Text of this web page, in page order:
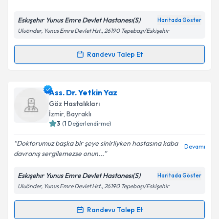
Kişisel verilerimin işlenmesine ilişkin
Metni'ni okudum ve kişisel verilerimin belirtilen
Takvim Talebini Gönder
Eskışehır Yunus Emre Devlet Hastanesı(S) Haritada Göster
Uluönder, Yunus Emre Devlet Hst., 26190 Tepebaşı/Eskişehir
Randevu Talep Et
Randevu Takvimi Talebi
Ass. Dr. Ender Gölemeziçin randevu takvimi talebi
oluşturun. Size bu uzmandan randevu almanız için bir
takvim hazırlandığında e-posta ile bilgilendireceğiz.
Kişisel verilerimin işlenmesine ilişkin
Aydınlatma
Metni'ni okudum ve kişisel verilerimin belirtilen
kapsamda işlenmesini kabul ediyorum.
Ass. Dr. Yetkin Yaz
Göz Hastalıkları
İzmir, Bayraklı
3 (1 Değerlendirme)
Doktorumuz başka bir şeye sinirliyken hastasına kaba
davranış sergilemezse onun...
Devamı
Eskışehır Yunus Emre Devlet Hastanesı(S) Haritada Göster
Uluönder, Yunus Emre Devlet Hst., 26190 Tepebaşı/Eskişehir
Randevu Talep Et
Randevu Takvimi Talebi